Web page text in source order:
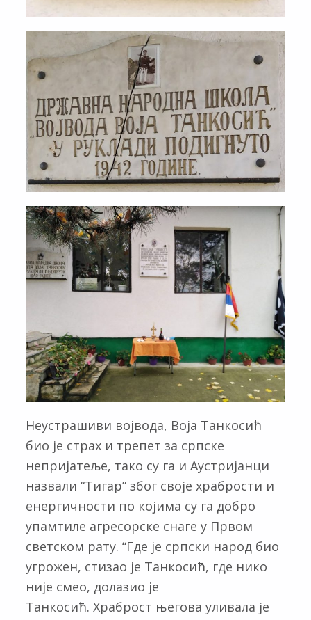
Неустрашиви војвода, Воја Танкосић
био је страх и трепет за српске
непријатеље, тако су га и Аустријанци
назвали “Тигар” због своје храбрости и
енергичности по којима су га добро
упамтиле агресорске снаге у Првом
светском рату. “Где је српски народ био
угрожен, стизао је Танкосић, где нико
није смео, долазио је
Танкосић. Храброст његова уливала је